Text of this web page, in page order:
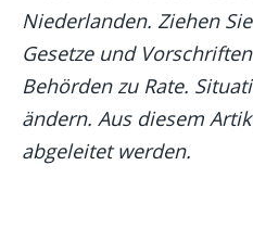
Niederlanden. Ziehen
Gesetze und
Behörden zu Rate.
ändern. Aus diesem
abgeleitet werden.